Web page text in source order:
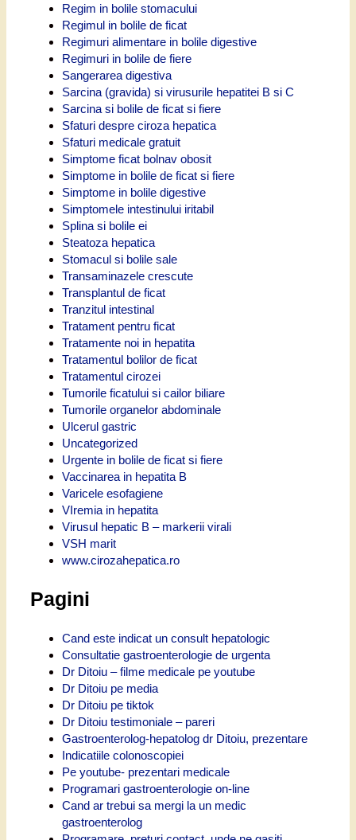
Regim in bolile stomacului
Regimul in bolile de ficat
Regimuri alimentare in bolile digestive
Regimuri in bolile de fiere
Sangerarea digestiva
Sarcina (gravida) si virusurile hepatitei B si C
Sarcina si bolile de ficat si fiere
Sfaturi despre ciroza hepatica
Sfaturi medicale gratuit
Simptome ficat bolnav obosit
Simptome in bolile de ficat si fiere
Simptome in bolile digestive
Simptomele intestinului iritabil
Splina si bolile ei
Steatoza hepatica
Stomacul si bolile sale
Transaminazele crescute
Transplantul de ficat
Tranzitul intestinal
Tratament pentru ficat
Tratamente noi in hepatita
Tratamentul bolilor de ficat
Tratamentul cirozei
Tumorile ficatului si cailor biliare
Tumorile organelor abdominale
Ulcerul gastric
Uncategorized
Urgente in bolile de ficat si fiere
Vaccinarea in hepatita B
Varicele esofagiene
VIremia in hepatita
Virusul hepatic B – markerii virali
VSH marit
www.cirozahepatica.ro
Pagini
Cand este indicat un consult hepatologic
Consultatie gastroenterologie de urgenta
Dr Ditoiu – filme medicale pe youtube
Dr Ditoiu pe media
Dr Ditoiu pe tiktok
Dr Ditoiu testimoniale – pareri
Gastroenterolog-hepatolog dr Ditoiu, prezentare
Indicatiile colonoscopiei
Pe youtube- prezentari medicale
Programari gastroenterologie on-line
Cand ar trebui sa mergi la un medic
gastroenterolog